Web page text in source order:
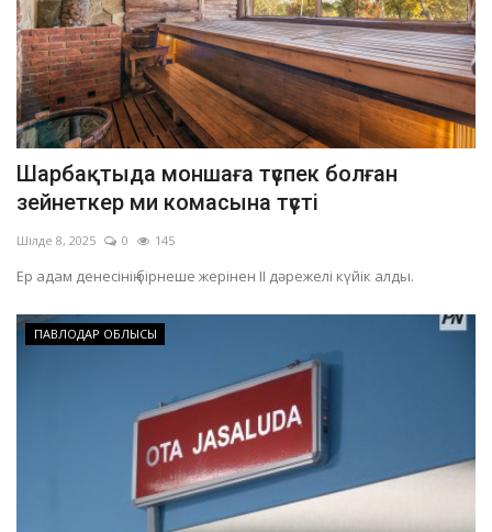
Қазақша Русский
Шарбақтыда моншаға түспек болған
зейнеткер ми комасына түсті
Шілде 8, 2025 0 145
Ер адам денесінің бірнеше жерінен ІІ дәрежелі күйік алды.
ПАВЛОДАР ОБЛЫСЫ